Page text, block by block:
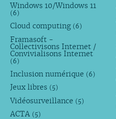
Windows 10/Windows 11
(6)
Cloud computing (6)
Framasoft -
Collectivisons Internet /
Convivialisons Internet
(6)
Inclusion numérique (6)
Jeux libres (5)
Vidéosurveillance (5)
ACTA (5)